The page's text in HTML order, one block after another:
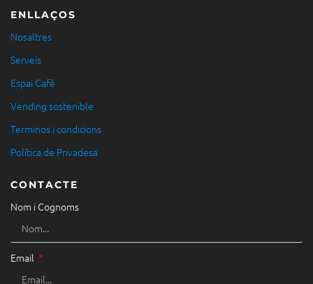
ENLLAÇOS
Nosaltres
Serveis
Espai Cafè
Vending sostenible
Terminos i condicions
Política de Privadesa
CONTACTE
Nom i Cognoms
Email